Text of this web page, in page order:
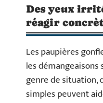
Des yeux
réagir
Les paupières
les démangeaisons
genre de situation,
simples peuvent